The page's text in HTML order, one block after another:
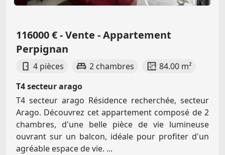
116000 € - Vente - Appartement
Perpignan
4 pièces 2 chambres
84.00 m²
T4 secteur arago
T4 secteur arago Résidence recherchée, secteur
Arago. Découvrez cet appartement composé de 2
chambres, d'une belle pièce de vie lumineuse
ouvrant sur un balcon, idéale pour profiter d'un
agréable espace de vie. ...